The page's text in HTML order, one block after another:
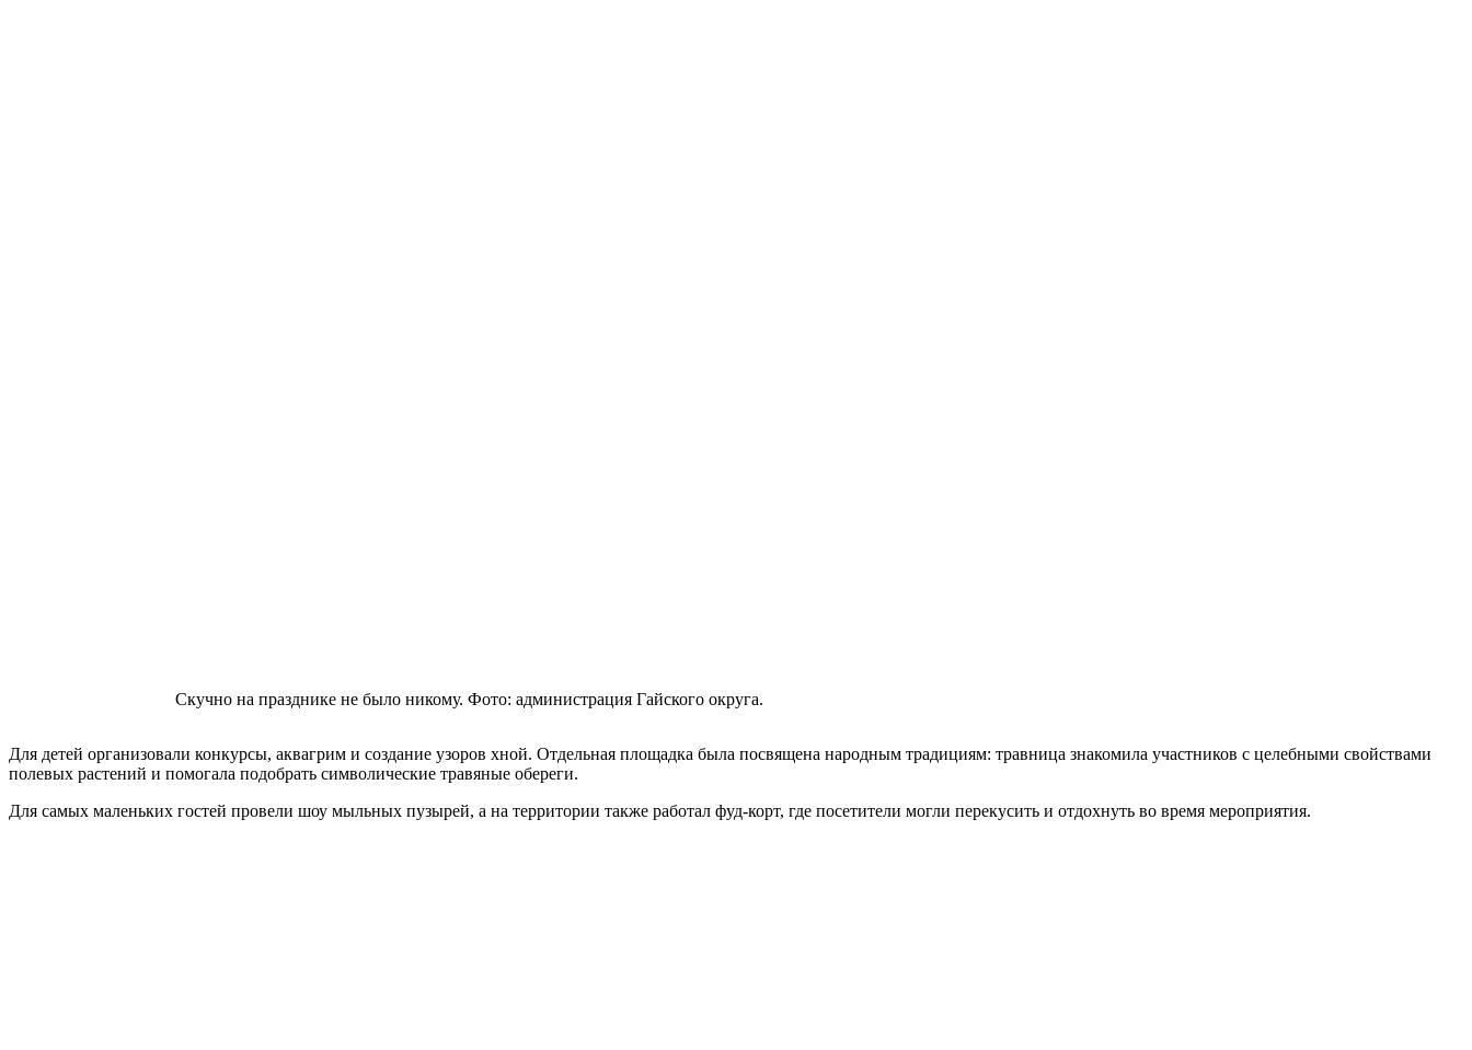
Скучно на празднике не было никому. Фото: администрация Гайского округа.
Для детей организовали конкурсы, аквагрим и создание узоров хной. Отдельная площадка была посвящена народным традициям: травница знакомила участников с целебными свойствами
полевых растений и помогала подобрать символические травяные обереги.
Для самых маленьких гостей провели шоу мыльных пузырей, а на территории также работал фуд-корт, где посетители могли перекусить и отдохнуть во время мероприятия.